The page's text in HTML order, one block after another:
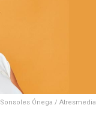
Sonsoles Ónega / Atresmedia